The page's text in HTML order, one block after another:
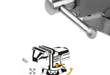
Click to enlarge